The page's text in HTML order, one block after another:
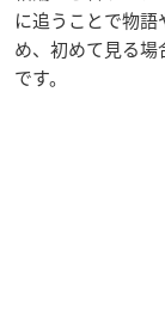
に追うことで物
め、初めて見る
です。